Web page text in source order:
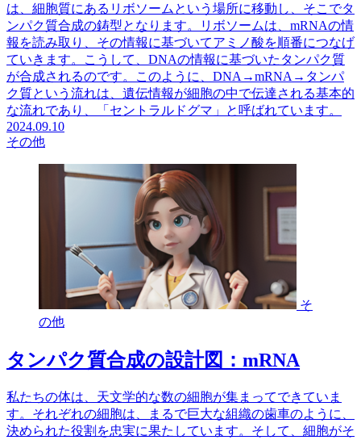
は、細胞質にあるリボソームという場所に移動し、そこでタ
ンパク質合成の鋳型となります。リボソームは、mRNAの情
報を読み取り、その情報に基づいてアミノ酸を順番につなげ
ていきます。こうして、DNAの情報に基づいたタンパク質
が合成されるのです。このように、DNA→mRNA→タンパ
ク質という流れは、遺伝情報が細胞の中で伝達される基本的
な流れであり、「セントラルドグマ」と呼ばれています。
2024.09.10
その他
そ
の他
タンパク質合成の設計図：mRNA
私たちの体は、天文学的な数の細胞が集まってできていま
す。それぞれの細胞は、まるで巨大な組織の歯車のように、
決められた役割を忠実に果たしています。そして、細胞がそ